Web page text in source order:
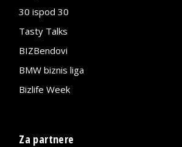
30 ispod 30
Tasty Talks
BIZBendovi
BMW biznis liga
Bizlife Week
Za partnere